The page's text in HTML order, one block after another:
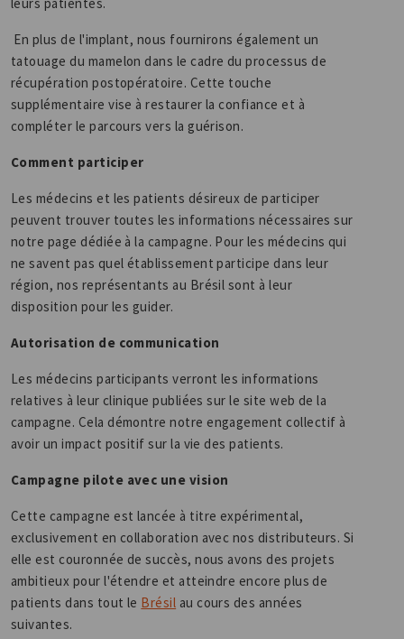
En plus de l'implant, nous fournirons également un
tatouage du mamelon dans le cadre du processus de
récupération postopératoire. Cette touche
supplémentaire vise à restaurer la confiance et à
compléter le parcours vers la guérison.
Comment participer
Les médecins et les patients désireux de participer
peuvent trouver toutes les informations nécessaires sur
notre page dédiée à la campagne. Pour les médecins qui
ne savent pas quel établissement participe dans leur
région, nos représentants au Brésil sont à leur
disposition pour les guider.
Autorisation de communication
Les médecins participants verront les informations
relatives à leur clinique publiées sur le site web de la
campagne. Cela démontre notre engagement collectif à
avoir un impact positif sur la vie des patients.
Campagne pilote avec une vision
Cette campagne est lancée à titre expérimental,
exclusivement en collaboration avec nos distributeurs. Si
elle est couronnée de succès, nous avons des projets
ambitieux pour l'étendre et atteindre encore plus de
patients dans tout le Brésil au cours des années
suivantes.